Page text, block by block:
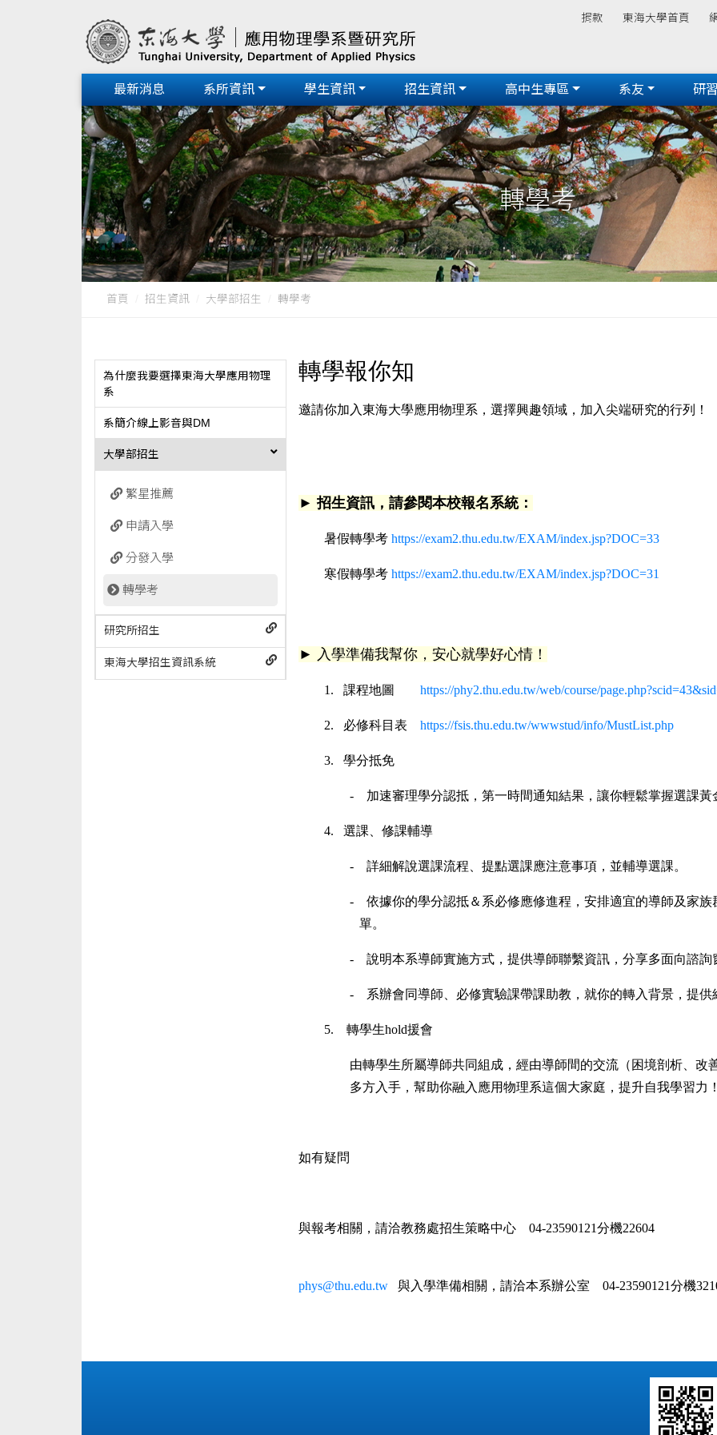
捐款 東海大學首頁
最新消息 系所資訊 學生資訊 招生資訊 高中生專區 系友 研
轉學考
首頁 招生資訊 大學部招生 轉學考
為什麼我要選擇東海大學應用物理
系
系簡介線上影音與DM
大學部招生
繁星推薦
申請入學
分發入學
轉學考
研究所招生
東海大學招生資訊系統
轉學報你知
邀請你加入東海大學應用物理系，選擇興趣領域，加入尖端研究的行列！
►招生資訊，請參閱本校報名系統：
暑假轉學考 https://exam2.thu.edu.tw/EXAM/index.jsp?DOC=33
寒假轉學考 https://exam2.thu.edu.tw/EXAM/index.jsp?DOC=31
► 入學準備我幫你，安心就學好心情！
1. 課程地圖 https://phy2.thu.edu.tw/web/course/
2. 必修科目表 https://fsis.thu.edu.tw/wwwstud/info/MustList.php
3. 學分抵免
- 加速審理學分認抵，第一時間通知結果，讓你輕鬆掌握選課黃
4. 選課、修課輔導
- 詳細解說選課流程、提點選課應注意事項，並輔導選課。
-
依據你的學分認抵＆系必修應修進程，安排適宜的導師及家
單。
- 說明本系導師實施方式，提供導師聯繫資訊，分享多面向諮詢
- 系辦會同導師、必修實驗課帶課助教，就你的轉入背景，提
5. 轉學生hold援會
由轉學生所屬導師共同組成，經由導師間的交流（困境剖析、
多方入手，幫助你融入應用物理系這個大家庭，提升自我學習力
如有疑問
與報考相關，請洽教務處招生策略中心 04-23590121分機22604
phys@thu.edu.tw 與入學準備相關，請洽本系辦公室 04-23590121分機